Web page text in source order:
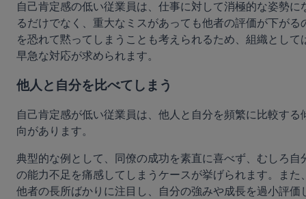
自己肯定感の低い従業員は、仕事に対して消極的な姿勢に
るだけでなく、重大なミスがあっても他者の評価が下がる
を恐れて黙ってしまうことも考えられるため、組織として
早急な対応が求められます。
他人と自分を比べてしまう
自己肯定感が低い従業員は、他人と自分を頻繁に比較する
向があります。
典型的な例として、同僚の成功を素直に喜べず、むしろ自
の能力不足を痛感してしまうケースが挙げられます。また
他者の長所ばかりに注目し、自分の強みや成長を過小評価